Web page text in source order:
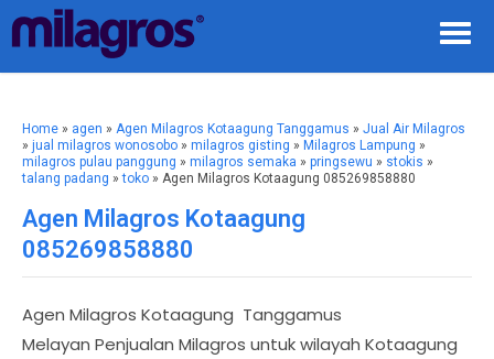
Home » agen » Agen Milagros Kotaagung Tanggamus » Jual Air Milagros
» jual milagros wonosobo » milagros gisting » Milagros Lampung »
milagros pulau panggung » milagros semaka » pringsewu » stokis »
talang padang »toko » Agen Milagros Kotaagung 085269858880
Agen Milagros Kotaagung
085269858880
Agen Milagros Kotaagung Tanggamus
Melayan Penjualan Milagros untuk wilayah Kotaagung